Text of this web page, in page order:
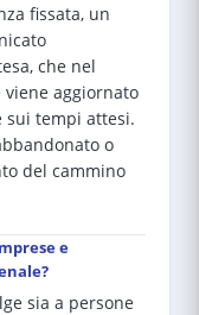
fissata, un
che nel
aggiornato
sui tempi attesi.
o
del cammino
e
sia a persone